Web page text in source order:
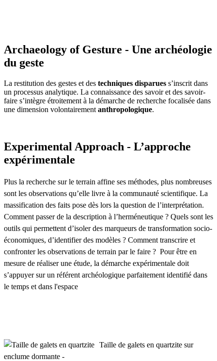
Archaeology of Gesture - Une archéologie
du geste
La restitution des gestes et des techniques disparues s’inscrit dans
un processus analytique. La connaissance des savoir et des savoir-
faire s’intègre étroitement à la démarche de recherche focalisée dans
une dimension volontairement anthropologique.
Experimental Approach - L’approche
expérimentale
Plus la recherche sur le terrain affine ses méthodes, plus nombreuses
sont les observations qu’elle livre à la communauté scientifique. La
massification des faits pose dès lors la question de l’interprétation.
Comment passer de la description à l’herméneutique ? Quels sont les
outils qui permettent d’isoler des marqueurs de transformation socio-
économiques, d’identifier des modèles ? Comment transcrire et
confronter les observations de terrain par le faire ? Pour être en
mesure de réaliser une étude, la démarche expérimentale doit
s’appuyer sur un référent archéologique parfaitement identifié dans
le temps et dans l'espace
Taille de galets en quartzite sur
enclume dormante -